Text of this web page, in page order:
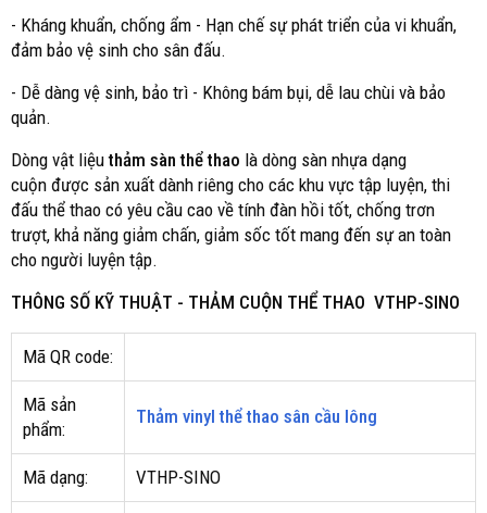
- Kháng khuẩn, chống ẩm - Hạn chế sự phát triển của vi khuẩn,
đảm bảo vệ sinh cho sân đấu.
- Dễ dàng vệ sinh, bảo trì - Không bám bụi, dễ lau chùi và bảo
quản.
Dòng vật liệuthảm sàn thể thao là dòng sàn nhựa dạng
cuộn được sản xuất dành riêng cho các khu vực tập luyện, thi
đấu thể thao có yêu cầu cao về tính đàn hồi tốt, chống trơn
trượt, khả năng giảm chấn, giảm sốc tốt mang đến sự an toàn
cho người luyện tập.
THÔNG SỐ KỸ THUẬT - THẢM CUỘN THỂ THAO VTHP-SINO
Mã QR code:
Mã sản
phẩm:
Thảm vinyl thể thao sân cầu lông
Mã dạng: VTHP-SINO